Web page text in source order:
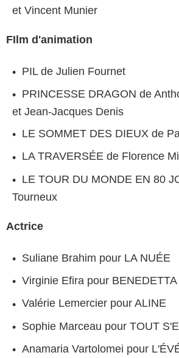
et Vincent Munier
FIlm d'animation
PIL de Julien Fournet
PRINCESSE DRAGON de
et Jean-Jacques Denis
LE SOMMET DES DIEUX de
LA TRAVERSÉE de Florence
LE TOUR DU MONDE EN 80
Tourneux
Actrice
Suliane Brahim pour LA NUÉE
Virginie Efira pour BENEDETTA
Valérie Lemercier pour ALINE
Sophie Marceau pour TOUT
Anamaria Vartolomei pour